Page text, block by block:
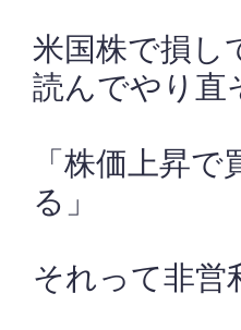
米国株で損し
読んでやり直
「株価上昇
る」
それって非営